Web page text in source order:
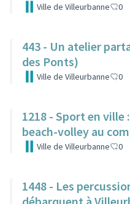
Ville de Villeurbanne 0
443 - Un atelier
des Ponts)
Ville de Villeurbanne 0
1218 - Sport en ville
beach-volley au
Ville de Villeurbanne 0
1448 - Les